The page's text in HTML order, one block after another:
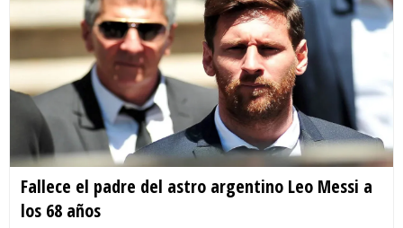
Fallece el padre del astro argentino Leo Messi a
los 68 años